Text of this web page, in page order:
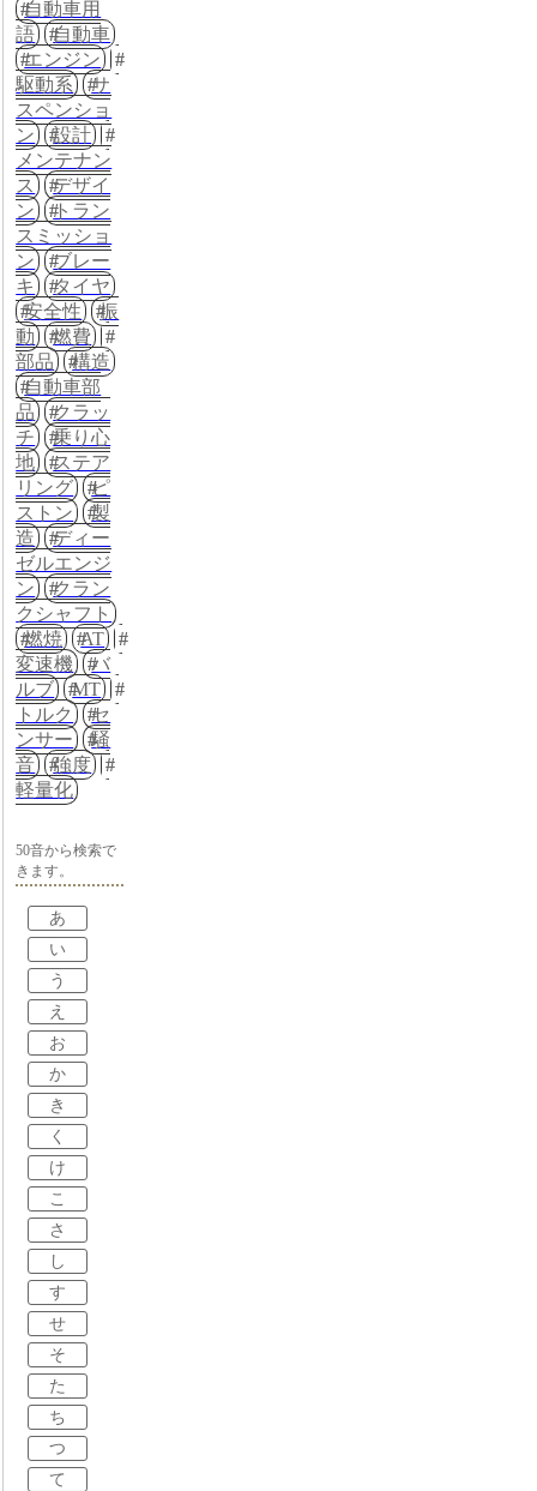
自動車用
語
自動車
エンジン
駆動系
サ
スペンショ
ン
設計
メンテナン
ス
デザイ
ン
トラン
スミッショ
ン
ブレー
キ
タイヤ
安全性
振
動
燃費
部品
構造
自動車部
品
クラッ
チ
乗り心
地
ステア
リング
ピ
ストン
製
造
ディー
ゼルエンジ
ン
クラン
クシャフト
燃焼
AT
変速機
バ
ルブ
MT
トルク
セ
ンサー
騒
音
強度
軽量化
50音から検索で
きます。
あ
い
う
え
お
か
き
く
け
こ
さ
し
す
せ
そ
た
ち
つ
て